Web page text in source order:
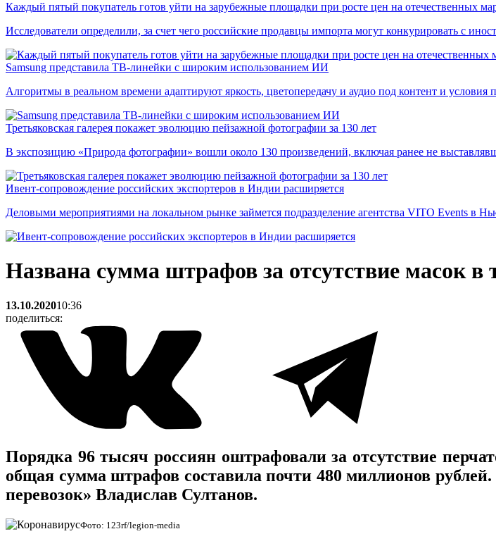
Каждый пятый покупатель готов уйти на зарубежные площадки при росте цен на отечественных
Исследователи определили, за счет чего российские продавцы импорта могут конкурировать с
Samsung представила ТВ-линейки с широким использованием ИИ
Алгоритмы в реальном времени адаптируют яркость, цветопередачу и аудио под контент и условия
Третьяковская галерея покажет эволюцию пейзажной фотографии за 130 лет
В экспозицию «Природа фотографии» вошли около 130 произведений, включая ранее не
Ивент-сопровождение российских экспортеров в Индии расширяется
Деловыми мероприятиями на локальном рынке займется подразделение агентства VITO Events в
Названа сумма штрафов за отсутствие масок
13.10.202010:36
поделиться:
Порядка 96 тысяч россиян оштрафовали за отсутствие
общая сумма штрафов составила почти 480 миллионов
перевозок» Владислав Султанов.
Фото: 123rf/legion-media